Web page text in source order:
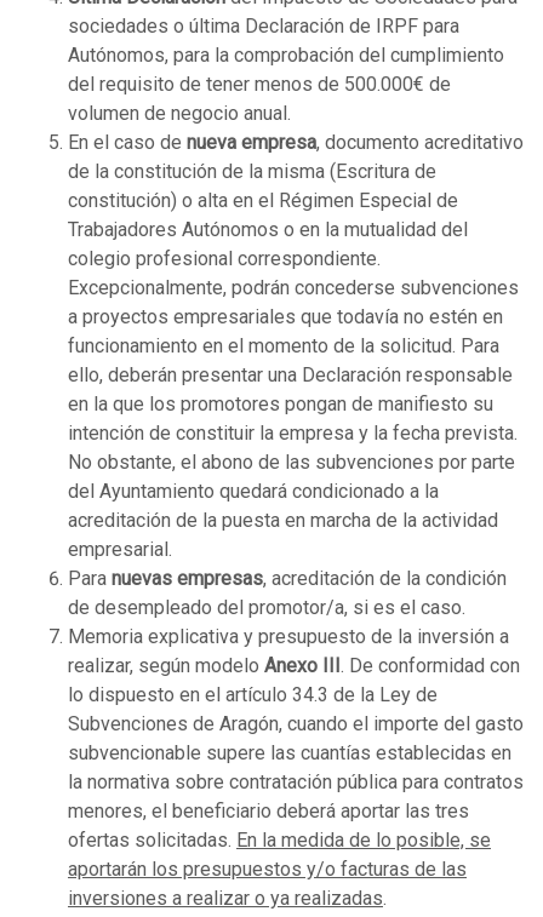
sociedades o última Declaración de IRPF para
Autónomos, para la comprobación del cumplimiento
del requisito de tener menos de 500.000€ de
volumen de negocio anual.
En el caso de nueva empresa, documento acreditativo
de la constitución de la misma (Escritura de
constitución) o alta en el Régimen Especial de
Trabajadores Autónomos o en la mutualidad del
colegio profesional correspondiente.
Excepcionalmente, podrán concederse subvenciones
a proyectos empresariales que todavía no estén en
funcionamiento en el momento de la solicitud. Para
ello, deberán presentar una Declaración responsable
en la que los promotores pongan de manifiesto su
intención de constituir la empresa y la fecha prevista.
No obstante, el abono de las subvenciones por parte
del Ayuntamiento quedará condicionado a la
acreditación de la puesta en marcha de la actividad
empresarial.
Para nuevas empresas, acreditación de la condición
de desempleado del promotor/a, si es el caso.
Memoria explicativa y presupuesto de la inversión a
realizar, según modelo Anexo III. De conformidad con
lo dispuesto en el artículo 34.3 de la Ley de
Subvenciones de Aragón, cuando el importe del gasto
subvencionable supere las cuantías establecidas en
la normativa sobre contratación pública para contratos
menores, el beneficiario deberá aportar las tres
ofertas solicitadas. En la medida de lo posible, se
aportarán los presupuestos y/o facturas de las
inversiones a realizar o ya realizadas.